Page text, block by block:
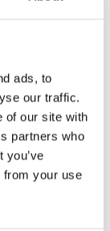
ads, to
our traffic.
of our site with
partners who
you’ve
from your use